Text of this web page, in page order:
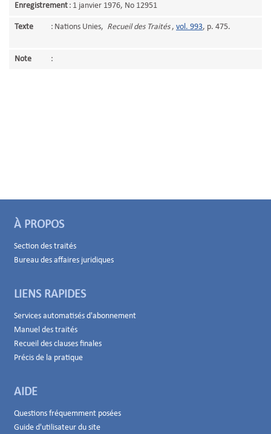
Enregistrement : 1 janvier 1976, No 12951
Texte : Nations Unies, Recueil des Traités, vol. 993, p. 475.
Note :
À PROPOS
Section des traités
Bureau des affaires juridiques
LIENS RAPIDES
Services automatisés d'abonnement
Manuel des traités
Recueil des clauses finales
Précis de la pratique
AIDE
Questions fréquemment posées
Guide d'utilisateur du site